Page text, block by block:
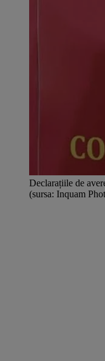
Declarațiile de
(sursa: Inquam